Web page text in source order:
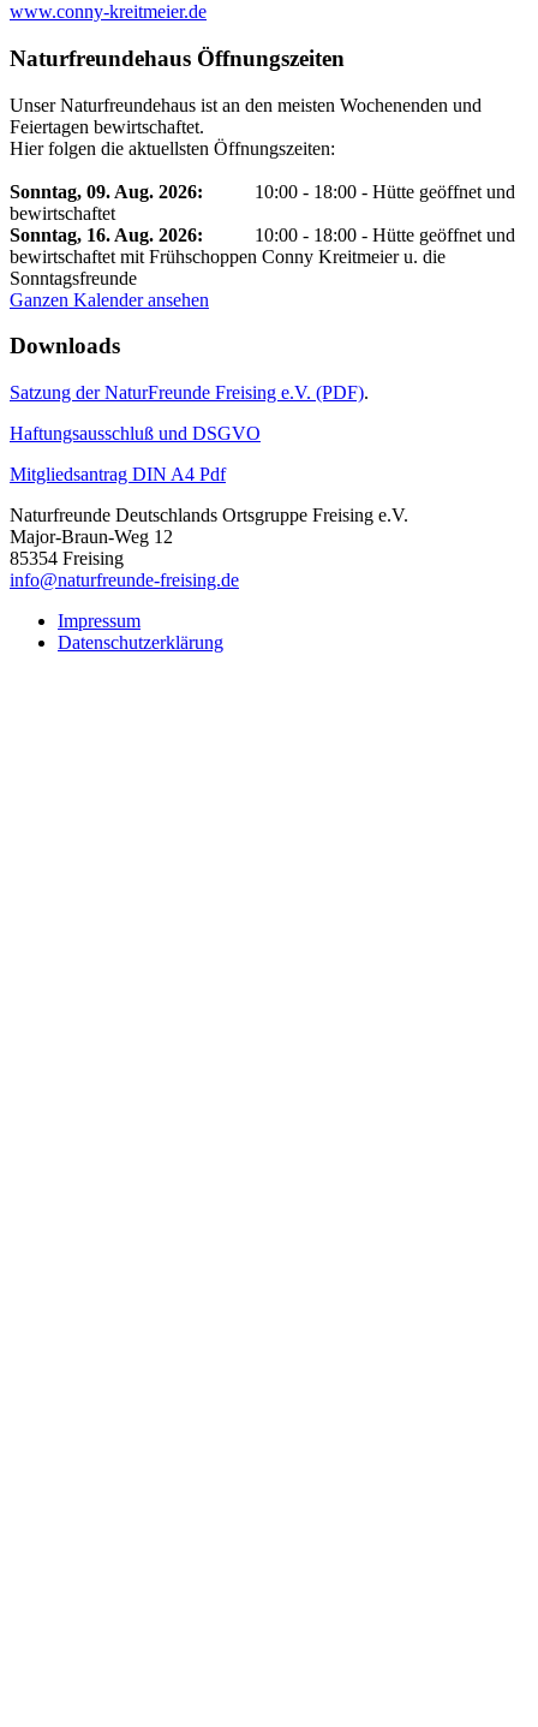
www.conny-kreitmeier.de
Naturfreundehaus Öffnungszeiten
Unser Naturfreundehaus ist an den meisten Wochenenden und
Feiertagen bewirtschaftet.
Hier folgen die aktuellsten Öffnungszeiten:
Sonntag, 09. Aug. 2026: 10:00 - 18:00 - Hütte geöffnet und
bewirtschaftet
Sonntag, 16. Aug. 2026: 10:00 - 18:00 - Hütte geöffnet und
bewirtschaftet mit Frühschoppen Conny Kreitmeier u. die
Sonntagsfreunde
Ganzen Kalender ansehen
Downloads
Satzung der NaturFreunde Freising e.V. (PDF).
Haftungsausschluß und DSGVO
Mitgliedsantrag DIN A4 Pdf
Naturfreunde Deutschlands Ortsgruppe Freising e.V.
Major-Braun-Weg 12
85354 Freising
info@naturfreunde-freising.de
Impressum
Datenschutzerklärung